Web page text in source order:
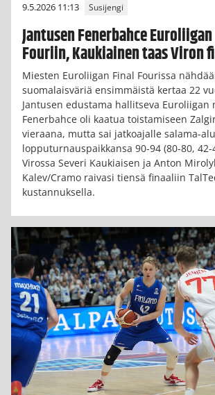
9.5.2026 11:13 Susijengi
Jantusen Fenerbahce
Fouriin, Kaukiainen taas Viron
Miesten Euroliigan Final Fourissa
suomalaisväriä ensimmäistä kertaa 22
Jantusen edustama hallitseva Euroliigan
Fenerbahce oli kaatua toistamiseen
vieraana, mutta sai jatkoajalle salama-
lopputurnauspaikkansa 90-94 (80-80,
Virossa Severi Kaukiaisen ja Anton
Kalev/Cramo raivasi tiensä finaaliin
kustannuksella.